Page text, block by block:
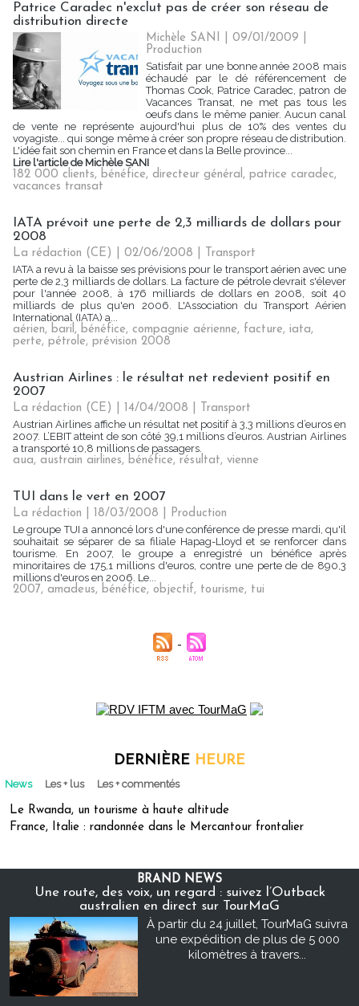
Patrice Caradec n'exclut pas de créer son réseau de
distribution directe
Michèle SANI | 09/01/2009
Production
Satisfait par une bonne année 2008 mais
échaudé par le dé référencement de
Thomas Cook, Patrice Caradec, patron de
Vacances Transat, ne met pas tous les
oeufs dans le même panier. Aucun canal
de vente ne représente aujourd'hui plus de 10% des ventes du
voyagiste... qui songe même à créer son propre réseau de distribution.
L'idée fait son chemin en France et dans la Belle province...
Lire l'article de Michèle SANI
182 000 clients, bénéfice, directeur général, patrice caradec,
vacances transat
IATA prévoit une perte de 2,3 milliards de dollars pour
2008
La rédaction (CE) | 02/06/2008
Transport
IATA a revu à la baisse ses prévisions pour le transport aérien avec une
perte de 2,3 milliards de dollars. La facture de pétrole devrait s'élever
pour l'année 2008, à 176 milliards de dollars en 2008, soit 40
milliards de plus qu'en 2006. L'Association du Transport Aérien
International (IATA) a...
aérien, baril, bénéfice, compagnie aérienne, facture, iata,
perte, pétrole, prévision 2008
Austrian Airlines : le résultat net redevient positif en
2007
La rédaction (CE) | 14/04/2008
Transport
Austrian Airlines affiche un résultat net positif à 3,3 millions d’euros en
2007. L’EBIT atteint de son côté 39,1 millions d’euros. Austrian Airlines
a transporté 10,8 millions de passagers.
aua, austrain airlines, bénéfice, résultat, vienne
TUI dans le vert en 2007
La rédaction | 18/03/2008
Production
Le groupe TUI a annoncé lors d'une conférence de presse mardi, qu'il
souhaitait se séparer de sa filiale Hapag-Lloyd et se renforcer dans
tourisme. En 2007, le groupe a enregistré un bénéfice après
minoritaires de 175,1 millions d'euros, contre une perte de de 890,3
millions d'euros en 2006. Le...
2007, amadeus, bénéfice, objectif, tourisme, tui
DERNIÈRE HEURE
News Les + lus Les + commentés
Le Rwanda, un tourisme à haute altitude
France, Italie : randonnée dans le Mercantour frontalier
BRAND NEWS
Une route, des voix, un regard : suivez l’Outback
australien en direct sur TourMaG
À partir du 24 juillet, TourMaG suivra
une expédition de plus de 5 000
kilomètres à travers...